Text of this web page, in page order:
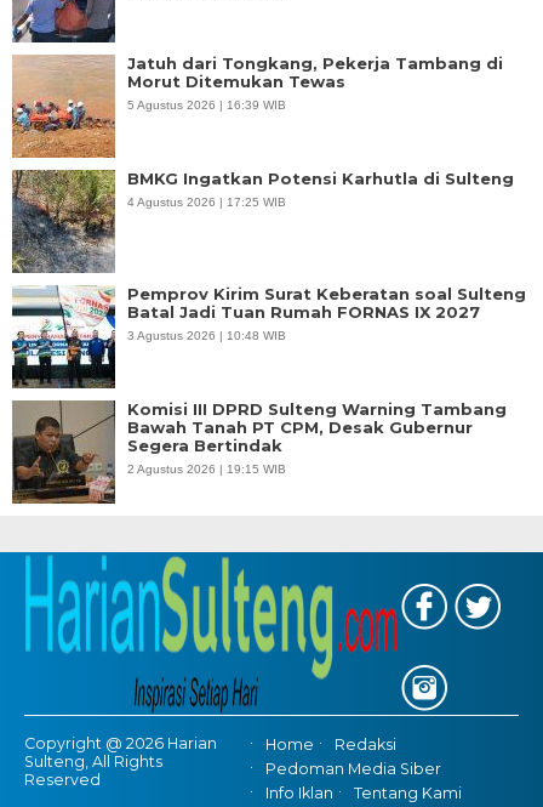
Jatuh dari Tongkang, Pekerja Tambang di
Morut Ditemukan Tewas
5 Agustus 2026 | 16:39 WIB
BMKG Ingatkan Potensi Karhutla di Sulteng
4 Agustus 2026 | 17:25 WIB
Pemprov Kirim Surat Keberatan soal Sulteng
Batal Jadi Tuan Rumah FORNAS IX 2027
3 Agustus 2026 | 10:48 WIB
Komisi III DPRD Sulteng Warning Tambang
Bawah Tanah PT CPM, Desak Gubernur
Segera Bertindak
2 Agustus 2026 | 19:15 WIB
Copyright @ 2026 Harian
Sulteng, All Rights
Reserved
Home
Redaksi
Pedoman Media Siber
Info Iklan
Tentang Kami